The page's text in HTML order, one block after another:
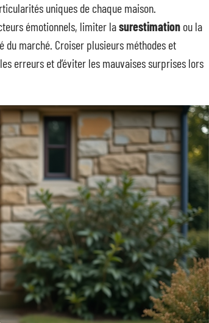
uniques de chaque maison.
émotionnels, limiter lasurestimation ou la
du marché. Croiser plusieurs méthodes et
erreurs et d’éviter les mauvaises surprises lors